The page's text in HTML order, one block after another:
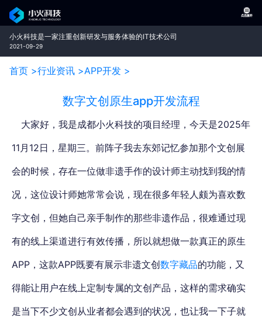
小火科技是一家注重创新研发与服务体验的IT技术公司
2021-09-29
首页 >行业资讯 >APP开发 >
数字文创原生app开发流程
大家好，我是成都小火科技的项目经理，今天是2025年
11月12日，星期三。前阵子我去东郊记忆参加那个文创展
会的时候，存在一位做非遗手作的设计师主动找到我的情
况，这位设计师她常常会说，现在很多年轻人颇为喜欢数
字文创，但她自己亲手制作的那些非遗作品，很难通过现
有的线上渠道进行有效传播，所以就想做一款真正的原生
APP，这款APP既要有展示非遗文创数字藏品的功能，又
得能让用户在线上定制专属的文创产品，这样的需求确实
是当下不少文创从业者都会遇到的状况，也让我一下子就